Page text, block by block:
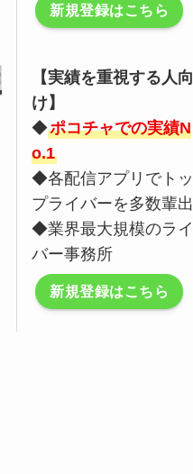
新規登録はこちら
【実績を重視する人向
け】
◆ポコチャでの実績N
o.1
◆各配信アプリでトッ
プライバーを多数輩出
◆業界最大規模のライ
バー事務所
新規登録はこちら